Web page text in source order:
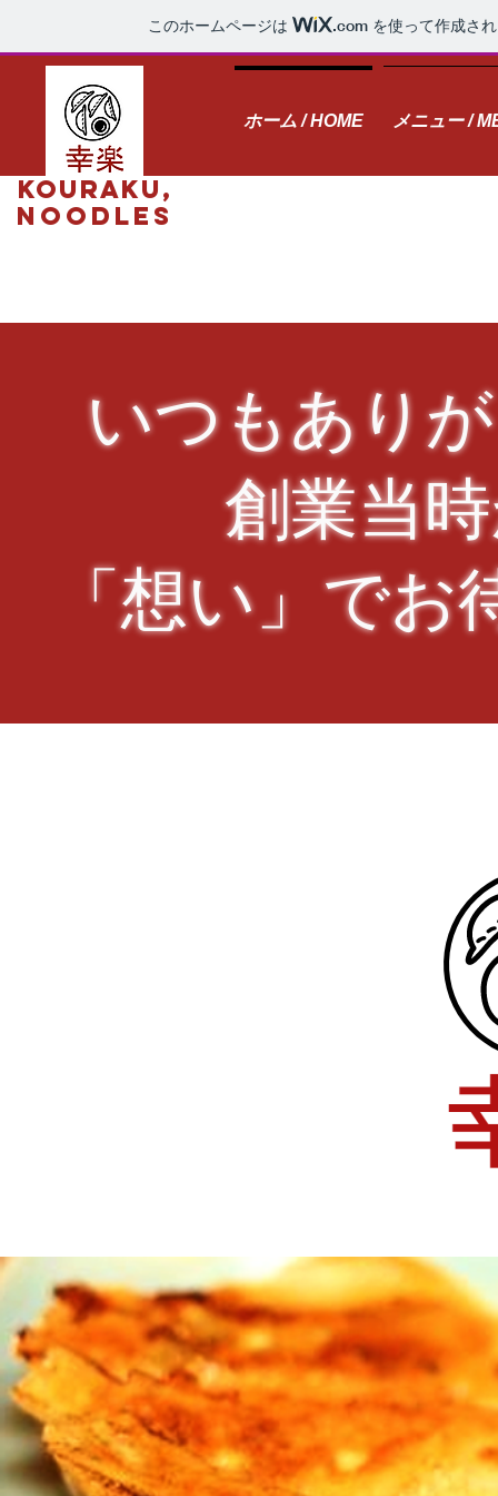
このホームページは .com を使って作成さ
ホーム / HOME メニュー /
KOURAKU,
noodles
いつもあり
創業当
「想い」で